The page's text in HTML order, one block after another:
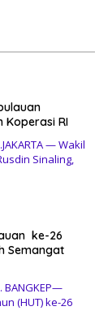
Koperasi RI
— Wakil
Sinaling,
ke-26
Semangat
BANGKEP—
(HUT) ke-26